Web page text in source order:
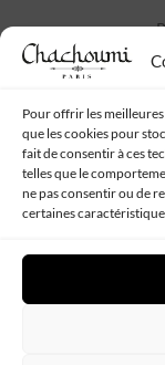
Pour offrir les
que les cookies pour
fait de consentir à ces
telles que le
ne pas consentir ou de
certaines
Chachoumi Tous